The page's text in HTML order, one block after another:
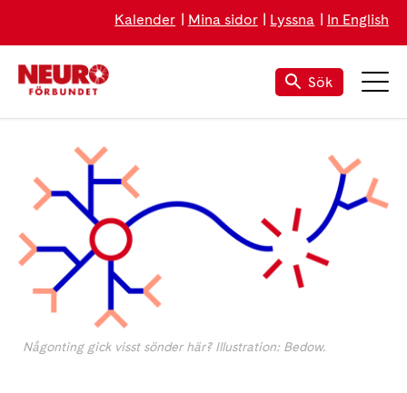
Kalender Mina sidor Lyssna In English
Sök
Någonting gick visst sönder här? Illustration: Bedow.